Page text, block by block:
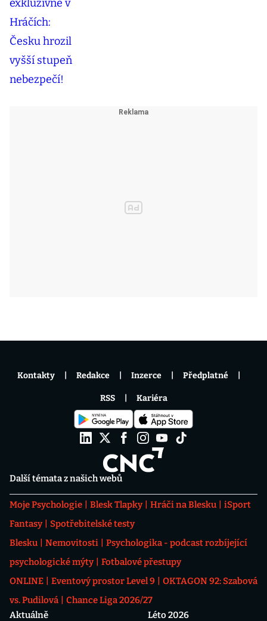
Další témata z našich webů
Moje Psychologie Blesk Tlapky Hráči na Blesku
iSport
Fantasy
Spotřebitelské testy
Blesku
Nemovitosti
Psychologika - podcast rozbíjející
psychologické mýty
Fotbalové přestupy
ONLINE
Eventový prostor Level 9
OKTAGON 92: Szabová
vs. Pudilová
Chance Liga 2026/27
Aktuálně
Léto 2026
Kontakty Redakce Inzerce Předplatné
RSS Kariéra